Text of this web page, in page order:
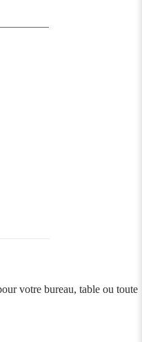
votre bureau, table ou toute